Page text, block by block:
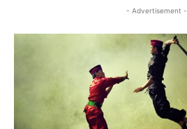
- Advertisement -